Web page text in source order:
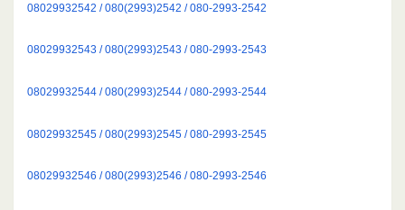
08029932542 / 080(2993)2542 / 080-2993-2542
08029932543 / 080(2993)2543 / 080-2993-2543
08029932544 / 080(2993)2544 / 080-2993-2544
08029932545 / 080(2993)2545 / 080-2993-2545
08029932546 / 080(2993)2546 / 080-2993-2546